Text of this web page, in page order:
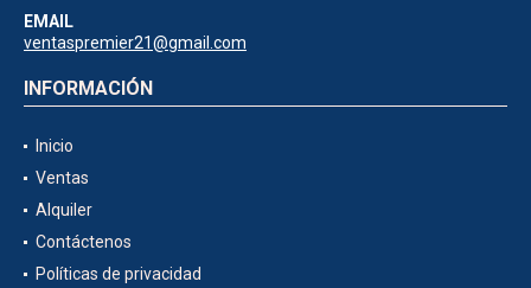
EMAIL
ventaspremier21@gmail.com
INFORMACIÓN
Inicio
Ventas
Alquiler
Contáctenos
Políticas de privacidad